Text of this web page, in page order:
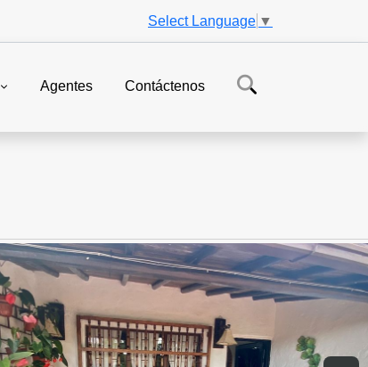
Select Language ▼
Agentes Contáctenos